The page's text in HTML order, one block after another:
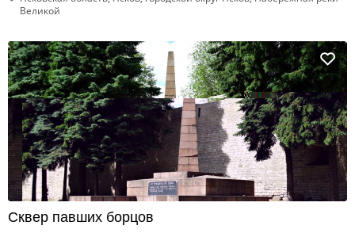
Великой
Сквер павших борцов